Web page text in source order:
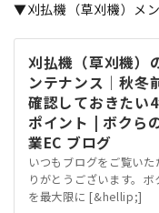
▼刈払機（草刈機）メ
刈払機（草刈機）
ンテナンス｜秋冬
確認しておきたい
ポイント | ボクら
業EC ブログ
いつもブログをご覧いた
りがとうございます。
を最大限に [&hellip;]